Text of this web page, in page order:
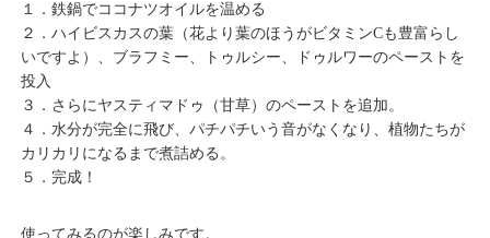
１．鉄鍋でココナツオイルを温める
２．ハイビスカスの葉（花より葉のほうがビタミンCも豊富らし
いですよ）、ブラフミー、トゥルシー、ドゥルワーのペーストを
投入
３．さらにヤスティマドゥ（甘草）のペーストを追加。
４．水分が完全に飛び、パチパチいう音がなくなり、植物たちが
カリカリになるまで煮詰める。
５．完成！
使ってみるのが楽しみです。